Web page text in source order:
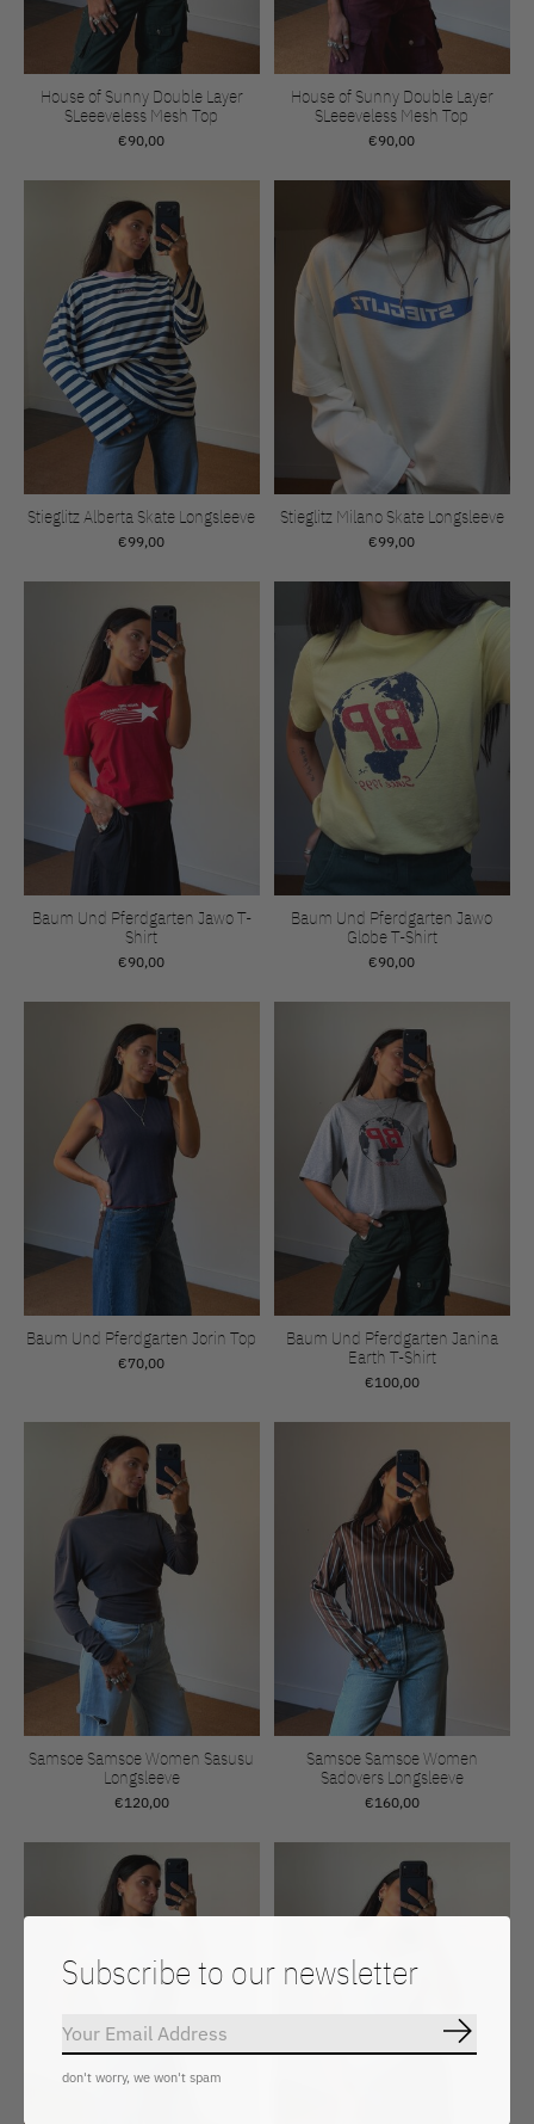
House of Sunny Double Layer
SLeeeveless Mesh Top
€90,00
House of Sunny Double Layer
SLeeeveless Mesh Top
€90,00
Stieglitz Alberta Skate Longsleeve
€99,00
Stieglitz Milano Skate Longsleeve
€99,00
Baum Und Pferdgarten Jawo T-
Shirt
€90,00
Baum Und Pferdgarten Jawo
Globe T-Shirt
€90,00
Baum Und Pferdgarten Jorin Top
€70,00
Baum Und Pferdgarten Janina
Earth T-Shirt
€100,00
Samsoe Samsoe Women Sasusu
Longsleeve
€120,00
Samsoe Samsoe Women
Sadovers Longsleeve
€160,00
Subscribe to our newsletter
don't worry, we won't spam